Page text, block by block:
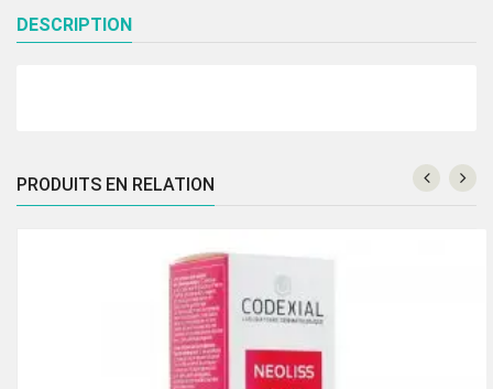
DESCRIPTION
PRODUITS EN RELATION